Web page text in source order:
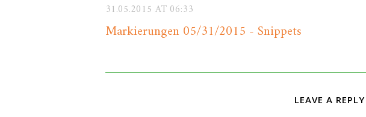
31.05.2015 AT 06:33
Markierungen 05/31/2015 - Snippets
LEAVE A REPLY